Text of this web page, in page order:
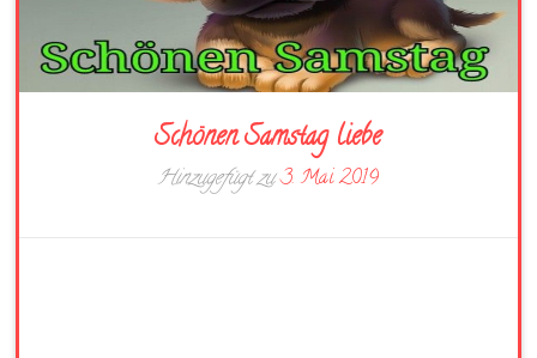
Schönen Samstag liebe
Hinzugefügt zu3. Mai 2019